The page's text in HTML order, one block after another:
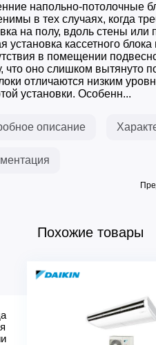
напольно-потолочные
в тех случаях, когда
на полу, вдоль стены или
установка кассетного
в помещении
что оно слишком вытянуто
отличаются низким
установки. Особенн...
описание
Источник питания Ф/В/
Максимальный ток, А
Похожие товары